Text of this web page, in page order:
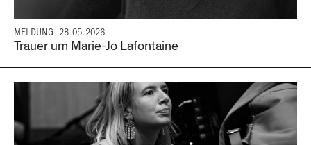
MELDUNG 28.05.2026
Trauer um Marie-Jo Lafontaine